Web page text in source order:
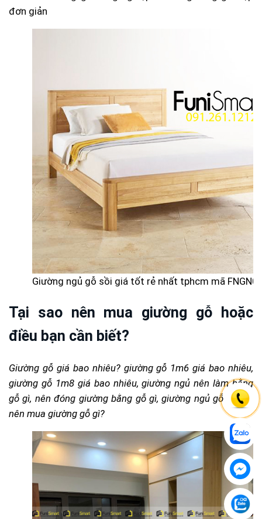
đơn giản
Giường ngủ gỗ sồi giá tốt rẻ nhất tphcm mã FNGN04
Tại sao nên mua giường gỗ hoặc
điều bạn cần biết?
Giường gỗ giá bao nhiêu? giường gỗ 1m6 giá bao nhiêu,
giường gỗ 1m8 giá bao nhiêu, giường ngủ nên làm bằng
gỗ gì, nên đóng giường bằng gỗ gì, giường ngủ gỗ gì tốt?
nên mua giường gỗ gì?